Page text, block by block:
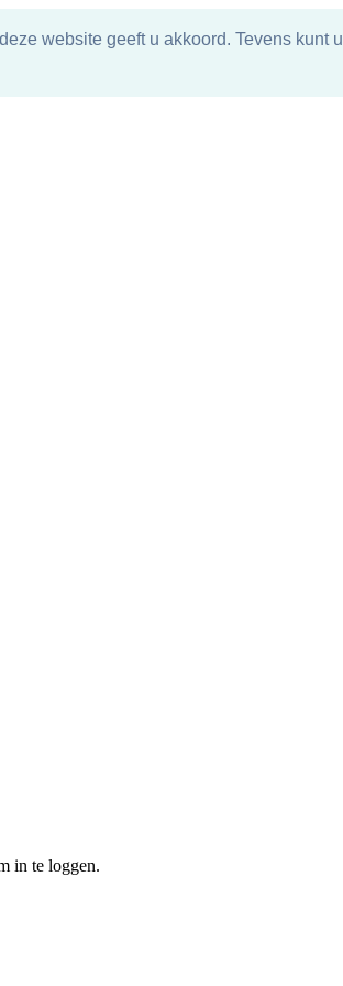
website geeft u akkoord. Tevens kunt u
in te loggen.